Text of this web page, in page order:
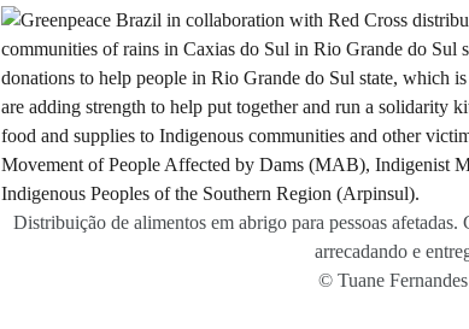
Distribuição de alimentos em abrigo para pessoas afetadas.
arrecadando e
© Tuane